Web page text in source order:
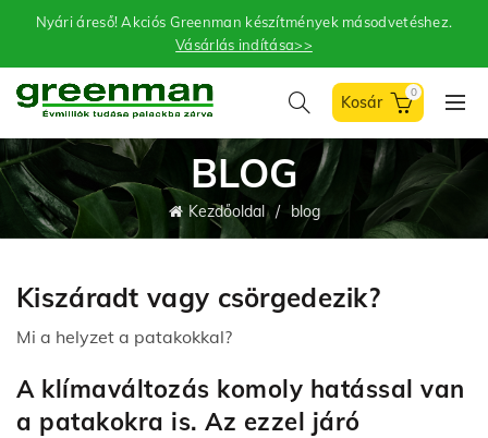
Nyári áreső! Akciós Greenman készítmények másodvetéshez.
Vásárlás indítása>>
0
BLOG
Kezdőoldal blog
Kiszáradt vagy csörgedezik?
Mi a helyzet a patakokkal?
A klímaváltozás komoly hatással van
a patakokra is. Az ezzel járó